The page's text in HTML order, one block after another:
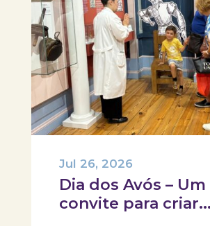
Dia dos Avós – Um
convite para criar
Jul 26, 2026